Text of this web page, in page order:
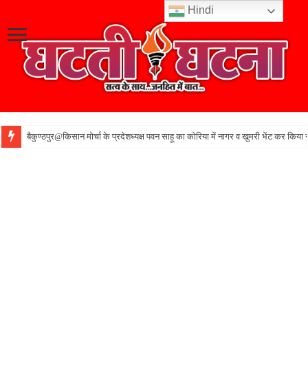
बैकुण्ठपुर@किसान मोर्चा के प्रदेशध्यक्ष पवन साहू का कोरिया में नागर व खुमरी भेंट कर किया
Hindi